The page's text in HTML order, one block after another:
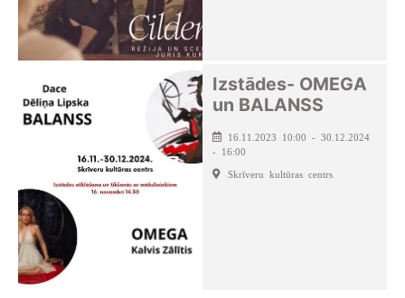
Izstādes- OMEGA
un BALANSS
16.11.2023 10:00 - 30.12.2024
- 16:00
Skrīveru kultūras centrs